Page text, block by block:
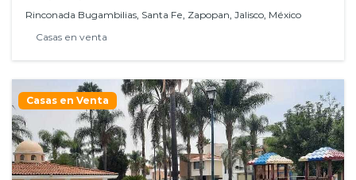
Rinconada Bugambilias, Santa Fe, Zapopan, Jalisco, México
Casas en venta
Casas en Venta